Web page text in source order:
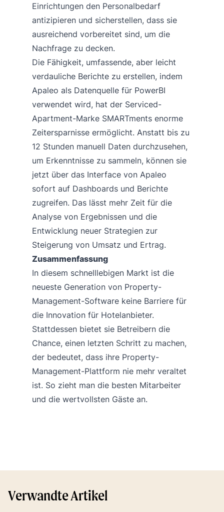
Einrichtungen den Personalbedarf
antizipieren und sicherstellen, dass sie
ausreichend vorbereitet sind, um die
Nachfrage zu decken.
Die Fähigkeit, umfassende, aber leicht
verdauliche Berichte zu erstellen, indem
Apaleo als Datenquelle für PowerBI
verwendet wird, hat der Serviced-
Apartment-Marke SMARTments enorme
Zeitersparnisse ermöglicht. Anstatt bis zu
12 Stunden manuell Daten durchzusehen,
um Erkenntnisse zu sammeln, können sie
jetzt über das Interface von Apaleo
sofort auf Dashboards und Berichte
zugreifen. Das lässt mehr Zeit für die
Analyse von Ergebnissen und die
Entwicklung neuer Strategien zur
Steigerung von Umsatz und Ertrag.
Zusammenfassung
In diesem schnelllebigen Markt ist die
neueste Generation von Property-
Management-Software keine Barriere für
die Innovation für Hotelanbieter.
Stattdessen bietet sie Betreibern die
Chance, einen letzten Schritt zu machen,
der bedeutet, dass ihre Property-
Management-Plattform nie mehr veraltet
ist. So zieht man die besten Mitarbeiter
und die wertvollsten Gäste an.
Verwandte Artikel